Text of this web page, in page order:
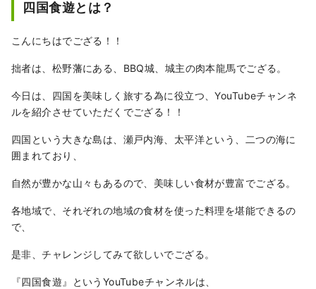
四国食遊とは？
こんにちはでござる！！
拙者は、松野藩にある、BBQ城、城主の肉本龍馬でござる。
今日は、四国を美味しく旅する為に役立つ、YouTubeチャンネ
ルを紹介させていただくでござる！！
四国という大きな島は、瀬戸内海、太平洋という、二つの海に
囲まれており、
自然が豊かな山々もあるので、美味しい食材が豊富でござる。
各地域で、それぞれの地域の食材を使った料理を堪能できるの
で、
是非、チャレンジしてみて欲しいでござる。
『四国食遊』というYouTubeチャンネルは、